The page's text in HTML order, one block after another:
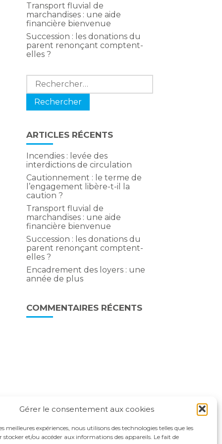
Gérer le consentement aux cookies
meilleures expériences, nous utilisons des technologies telles que les
stocker et/ou accéder aux informations des appareils. Le fait de
Transport fluvial de
marchandises : une aide
financière bienvenue
Succession : les donations du
parent renonçant comptent-
elles ?
Rechercher :
ARTICLES RÉCENTS
Incendies : levée des
interdictions de circulation
Cautionnement : le terme de
l’engagement libère-t-il la
caution ?
Transport fluvial de
marchandises : une aide
financière bienvenue
Succession : les donations du
parent renonçant comptent-
elles ?
Encadrement des loyers : une
année de plus
COMMENTAIRES RÉCENTS